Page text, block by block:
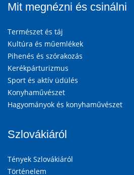
Mit megnézni és csinálni
Természet és táj
Kultúra és műemlékek
Pihenés és szórakozás
Kerékpárturizmus
Sport és aktív üdülés
Konyhaművészet
Hagyományok és konyhaművészet
Szlovákiáról
Tények Szlovákiáról
Történelem